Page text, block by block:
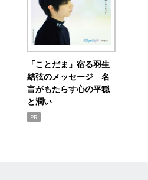
「ことだま」宿る羽生
結弦のメッセージ 名
言がもたらす心の平穏
と潤い
PR